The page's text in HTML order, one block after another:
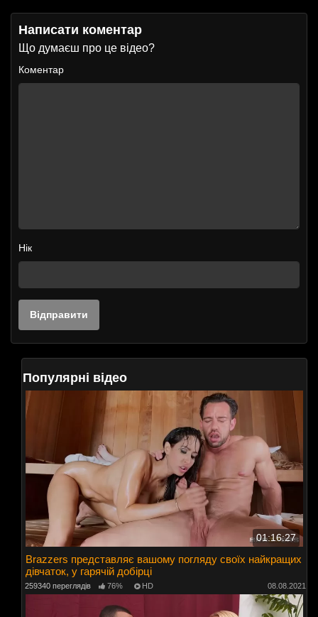
Написати коментар
Що думаєш про це відео?
Коментар
Нік
Популярні відео
01:16:27
Brazzers представляє вашому погляду своїх найкращих
дівчаток, у гарячій добірці
259340 переглядів 76% HD 08.08.2021